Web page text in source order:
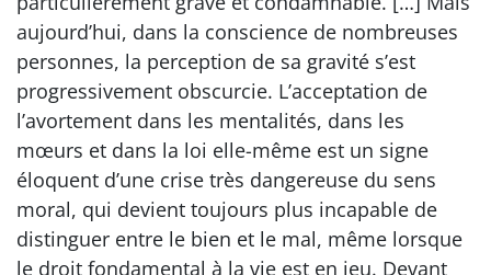
aujourd’hui, dans la conscience de nombreuses
personnes, la perception de sa gravité s’est
progressivement obscurcie. L’acceptation de
l’avortement dans les mentalités, dans les
mœurs et dans la loi elle-même est un signe
éloquent d’une crise très dangereuse du sens
moral, qui devient toujours plus incapable de
distinguer entre le bien et le mal, même lorsque
le droit fondamental à la vie est en jeu. Devant